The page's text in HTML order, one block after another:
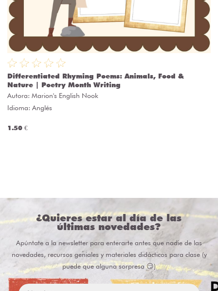
Differentiated Rhyming Poems: Animals, Food &
Nature | Poetry Month Writing
Autora: Marion's English Nook
Idioma: Anglés
1.50 €
¿Quieres estar al día de las
últimas novedades?
Apúntate a la newsletter para enterarte antes que nadie de las
novedades, recursos geniales y materiales didácticos para clase (y
puede que alguna sorpresa 😏)